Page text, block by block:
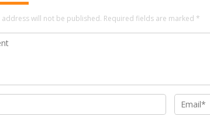
address will not be published. Required fields are marked *